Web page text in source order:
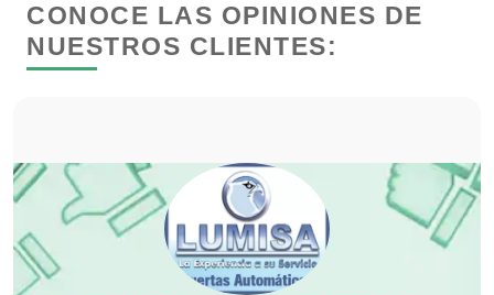
Clínicas y Hospitales
Cocinas Integrales
Combustibles y Lubricantes
CONOCE LAS OPINIONES DE
NUESTROS CLIENTES: